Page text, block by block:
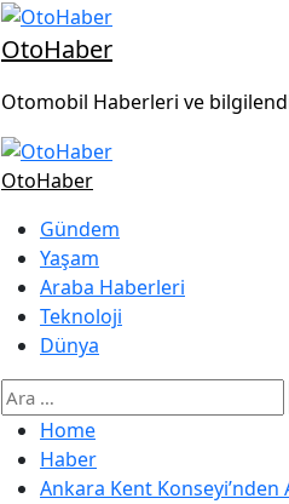
OtoHaber
Otomobil Haberleri ve
OtoHaber
Gündem
Yaşam
Araba Haberleri
Teknoloji
Dünya
Home
Haber
Ankara Kent Konseyi’nden